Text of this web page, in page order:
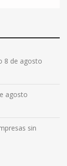
8 de agosto
agosto
sin